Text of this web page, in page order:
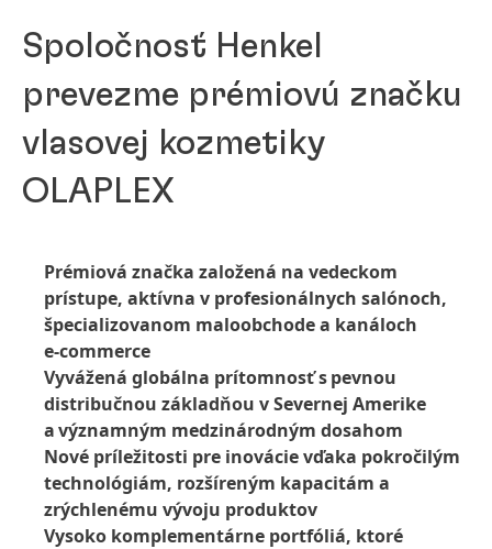
Spoločnosť Henkel
prevezme prémiovú značku
vlasovej kozmetiky
OLAPLEX
Prémiová značka založená na vedeckom
prístupe, aktívna v profesionálnych salónoch,
špecializovanom maloobchode a kanáloch
e‑commerce
Vyvážená globálna prítomnosť s pevnou
distribučnou základňou v Severnej Amerike
a významným medzinárodným dosahom
Nové príležitosti pre inovácie vďaka pokročilým
technológiám, rozšíreným kapacitám a
zrýchlenému vývoju produktov
Vysoko komplementárne portfóliá, ktoré